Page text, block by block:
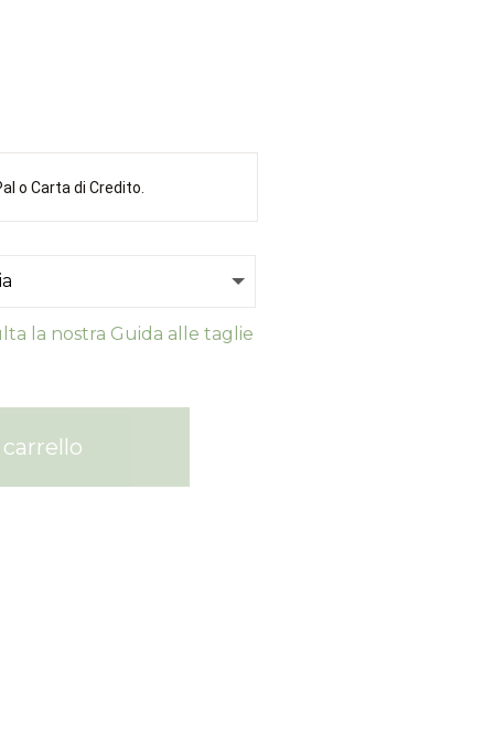
o Carta di Credito.
la nostra Guida alle taglie